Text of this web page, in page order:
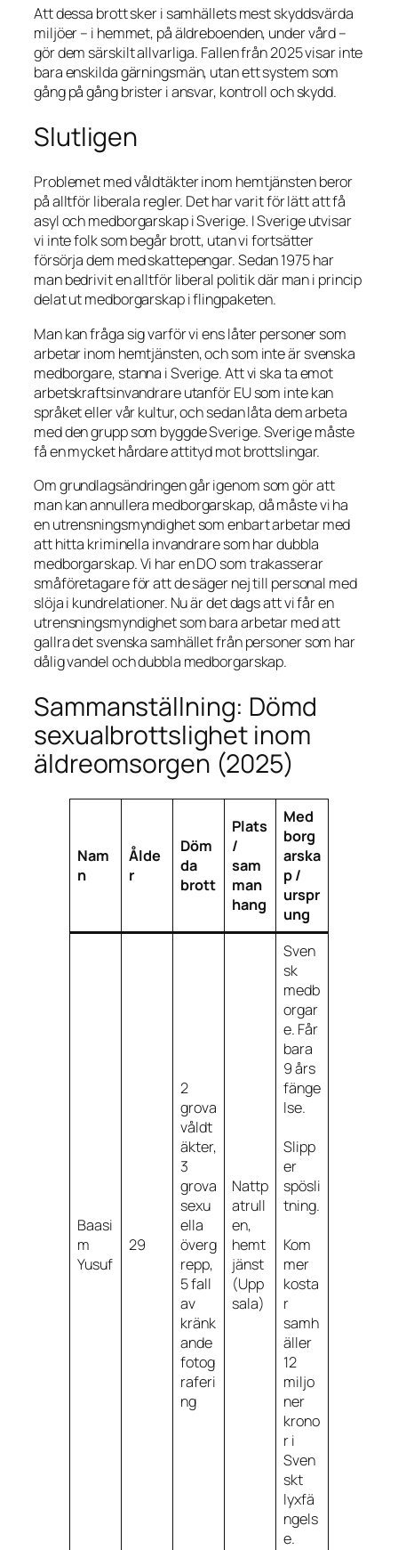
Att dessa brott sker i samhällets mest skyddsvärda
miljöer – i hemmet, på äldreboenden, under vård –
gör dem särskilt allvarliga. Fallen från 2025 visar inte
bara enskilda gärningsmän, utan ett system som
gång på gång brister i ansvar, kontroll och skydd.
Slutligen
Problemet med våldtäkter inom hemtjänsten beror
på alltför liberala regler. Det har varit för lätt att få
asyl och medborgarskap i Sverige. I Sverige utvisar
vi inte folk som begår brott, utan vi fortsätter
försörja dem med skattepengar. Sedan 1975 har
man bedrivit en alltför liberal politik där man i princip
delat ut medborgarskap i flingpaketen.
Man kan fråga sig varför vi ens låter personer som
arbetar inom hemtjänsten, och som inte är svenska
medborgare, stanna i Sverige. Att vi ska ta emot
arbetskraftsinvandrare utanför EU som inte kan
språket eller vår kultur, och sedan låta dem arbeta
med den grupp som byggde Sverige. Sverige måste
få en mycket hårdare attityd mot brottslingar.
Om grundlagsändringen går igenom som gör att
man kan annullera medborgarskap, då måste vi ha
en utrensningsmyndighet som enbart arbetar med
att hitta kriminella invandrare som har dubbla
medborgarskap. Vi har en DO som trakasserar
småföretagare för att de säger nej till personal med
slöja i kundrelationer. Nu är det dags att vi får en
utrensningsmyndighet som bara arbetar med att
gallra det svenska samhället från personer som har
dålig vandel och dubbla medborgarskap.
Sammanställning: Dömd
sexualbrottslighet inom
äldreomsorgen (2025)
Nam
n
Ålde
r
Döm
da
brott
Plats
/
sam
man
hang
Med
borg
arska
p /
urspr
ung
Baasi
m
Yusuf
29
2
grova
våldt
äkter,
3
grova
sexu
ella
överg
repp,
5 fall
av
kränk
ande
fotog
raferi
ng
Nattp
atrull
en,
hemt
jänst
(Upp
sala)
Sven
sk
medb
orgar
e. Får
bara
9 års
fänge
lse.
Slipp
er
spösli
tning.
Kom
mer
kosta
r
samh
äller
12
miljo
ner
krono
r i
Sven
skt
lyxfä
ngels
e.